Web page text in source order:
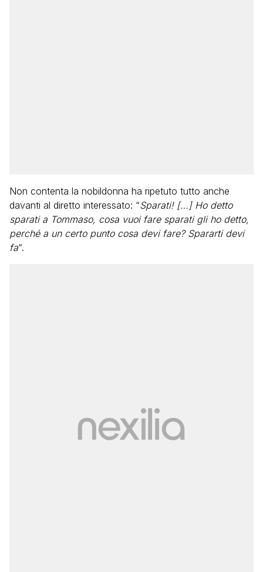
Non contenta la nobildonna ha ripetuto tutto anche
davanti al diretto interessato: “Sparati! […] Ho detto
sparati a Tommaso, cosa vuoi fare sparati gli ho detto,
perché a un certo punto cosa devi fare? Spararti devi
fa“.